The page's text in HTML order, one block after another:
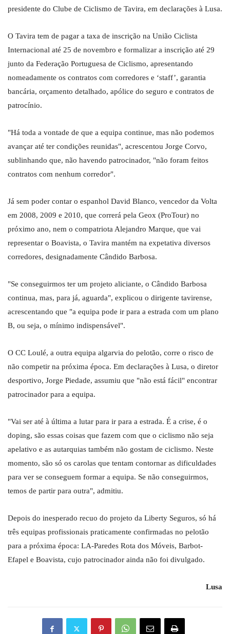
presidente do Clube de Ciclismo de Tavira, em declarações à Lusa.
O Tavira tem de pagar a taxa de inscrição na União Ciclista
Internacional até 25 de novembro e formalizar a inscrição até 29
junto da Federação Portuguesa de Ciclismo, apresentando
nomeadamente os contratos com corredores e ‘staff’, garantia
bancária, orçamento detalhado, apólice do seguro e contratos de
patrocínio.
"Há toda a vontade de que a equipa continue, mas não podemos
avançar até ter condições reunidas", acrescentou Jorge Corvo,
sublinhando que, não havendo patrocinador, "não foram feitos
contratos com nenhum corredor".
Já sem poder contar o espanhol David Blanco, vencedor da Volta
em 2008, 2009 e 2010, que correrá pela Geox (ProTour) no
próximo ano, nem o compatriota Alejandro Marque, que vai
representar o Boavista, o Tavira mantém na expetativa diversos
corredores, designadamente Cândido Barbosa.
"Se conseguirmos ter um projeto aliciante, o Cândido Barbosa
continua, mas, para já, aguarda", explicou o dirigente tavirense,
acrescentando que "a equipa pode ir para a estrada com um plano
B, ou seja, o mínimo indispensável".
O CC Loulé, a outra equipa algarvia do pelotão, corre o risco de
não competir na próxima época. Em declarações à Lusa, o diretor
desportivo, Jorge Piedade, assumiu que "não está fácil" encontrar
patrocinador para a equipa.
"Vai ser até à última a lutar para ir para a estrada. É a crise, é o
doping, são essas coisas que fazem com que o ciclismo não seja
apelativo e as autarquias também não gostam de ciclismo. Neste
momento, são só os carolas que tentam contornar as dificuldades
para ver se conseguem formar a equipa. Se não conseguirmos,
temos de partir para outra", admitiu.
Depois do inesperado recuo do projeto da Liberty Seguros, só há
três equipas profissionais praticamente confirmadas no pelotão
para a próxima época: LA-Paredes Rota dos Móveis, Barbot-
Efapel e Boavista, cujo patrocinador ainda não foi divulgado.
Lusa